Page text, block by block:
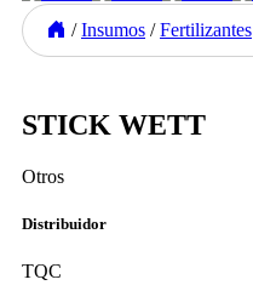
/ Insumos / Fertilizantes
STICK WETT
Otros
Distribuidor
TQC